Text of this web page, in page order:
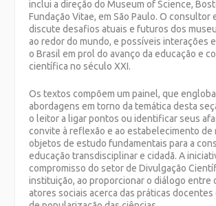
inclui a direção doMuseum of Science,
Fundação Vitae, em São Paulo. O consultor
discute desafios atuais e futuros dos
ao redor do mundo, e possíveis interações
o Brasil em prol do avanço da educação e
científica no século XXI.
Os textoscompõem um painel, que
abordagens em torno da temática desta
o leitor a ligar pontos ou identificar seus
convite à reflexão e ao estabelecimento de
objetos de estudo fundamentais para a
educação transdisciplinar e cidadã. A
compromisso do setor de Divulgação
instituição, ao proporcionar o diálogo entre
atores sociais acerca das práticas